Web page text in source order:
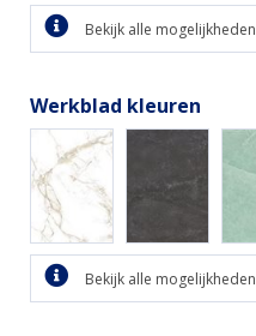
Bekijk alle mogelijkheden
Werkblad kleuren
Bekijk alle mogelijkheden